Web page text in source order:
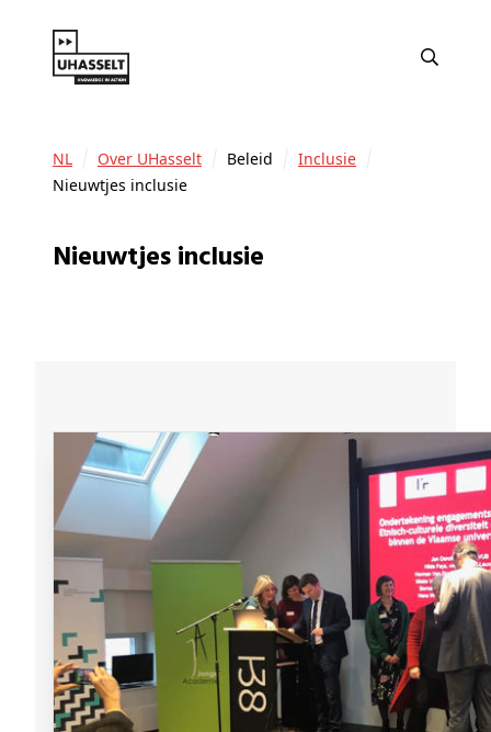
NL Over UHasselt Beleid
Inclusie
Nieuwtjes inclusie
Nieuwtjes inclusie